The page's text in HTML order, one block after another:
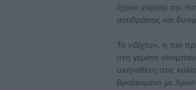
έχουν χαρίσει την
αντιδράσεις και
Το «Δίχτυ», η πιο
στη γεμάτη
σκηνοθέτη στις
βραβευμένο με